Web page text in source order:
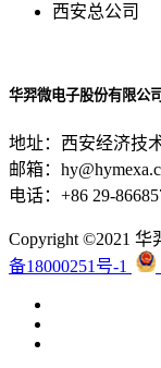
西安总公司
华羿微电子股份有限公司
地址：西安经济技
邮箱：
电话：+86 29-
Copyright ©2021 华
备18000251号-1